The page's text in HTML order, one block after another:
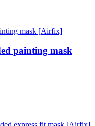
painting mask